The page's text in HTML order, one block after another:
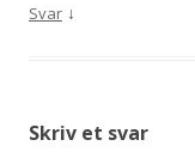
Svar ↓
Skriv et svar